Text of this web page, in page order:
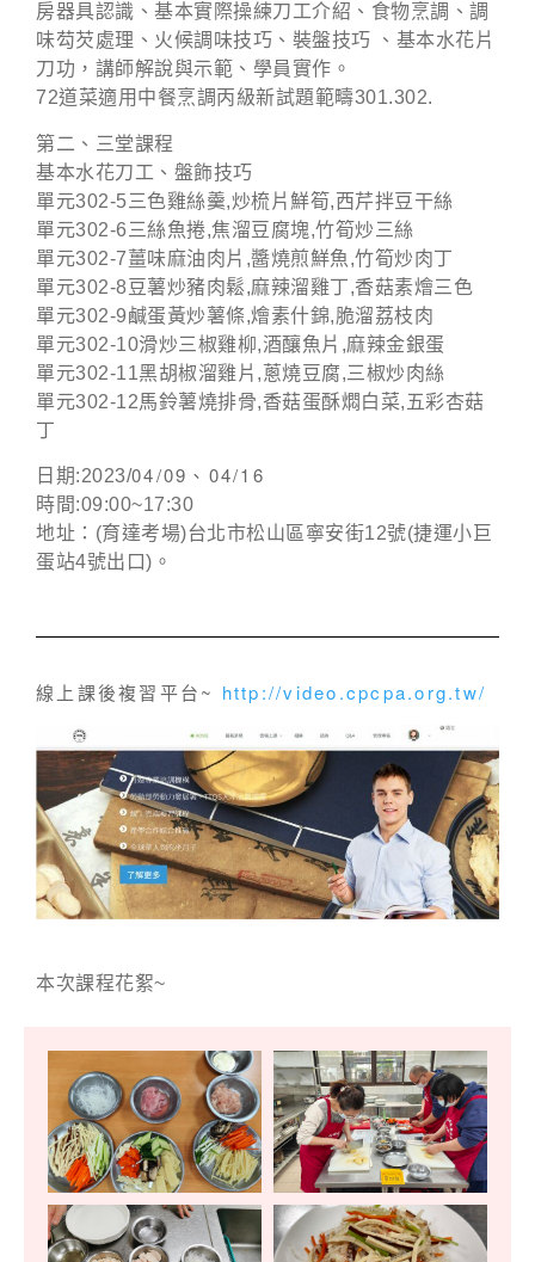
房器具認識、基本實際操練刀工介紹、食物烹調、調
味芶芡處理、火候調味技巧、裝盤技巧 、基本水花片
刀功，講師解說與示範、學員實作。
72道菜適用中餐烹調丙級新試題範疇301.302.
第二、三堂課程
基本水花刀工、盤飾技巧
單元302-5三色雞絲羹,炒梳片鮮筍,西芹拌豆干絲
單元302-6三絲魚捲,焦溜豆腐塊,竹筍炒三絲
單元302-7薑味麻油肉片,醬燒煎鮮魚,竹筍炒肉丁
單元302-8豆薯炒豬肉鬆,麻辣溜雞丁,香菇素燴三色
單元302-9鹹蛋黃炒薯條,燴素什錦,脆溜荔枝肉
單元302-10滑炒三椒雞柳,酒釀魚片,麻辣金銀蛋
單元302-11黑胡椒溜雞片,蔥燒豆腐,三椒炒肉絲
單元302-12馬鈴薯燒排骨,香菇蛋酥燜白菜,五彩杏菇
丁
日期:2023/04/09、04/16
時間:09:00~17:30
地址：(育達考場)台北市松山區寧安街12號(捷運小巨
蛋站4號出口)。
線上課後複習平台~ http://video.cpcpa.org.tw/
本次課程花絮~